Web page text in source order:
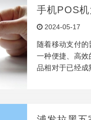
付、杉德，银盛
银联监管，账
后果，因为一般
手机POS
2024-05-17
随着移动支付
一种便捷、高
品相对于已经成
人们希望有一种